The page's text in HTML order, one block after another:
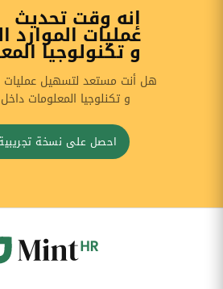
إنه وقت تحديث
عمليات الموارد
و تكنولوجيا
هل أنت مستعد لتسهيل عمليات
و تكنلوجيا المعلومات
احصل على نسخة